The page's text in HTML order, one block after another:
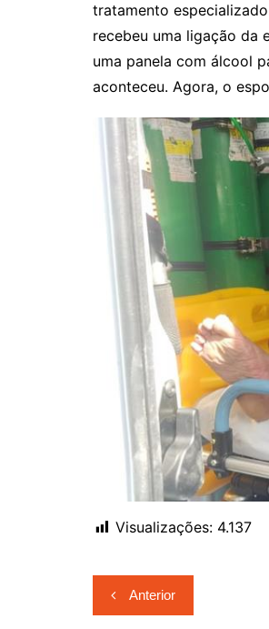
tratamento
recebeu uma ligação da
uma panela com álcool
aconteceu. Agora, o
Visualizações: 4.137
Navegação
Anterior